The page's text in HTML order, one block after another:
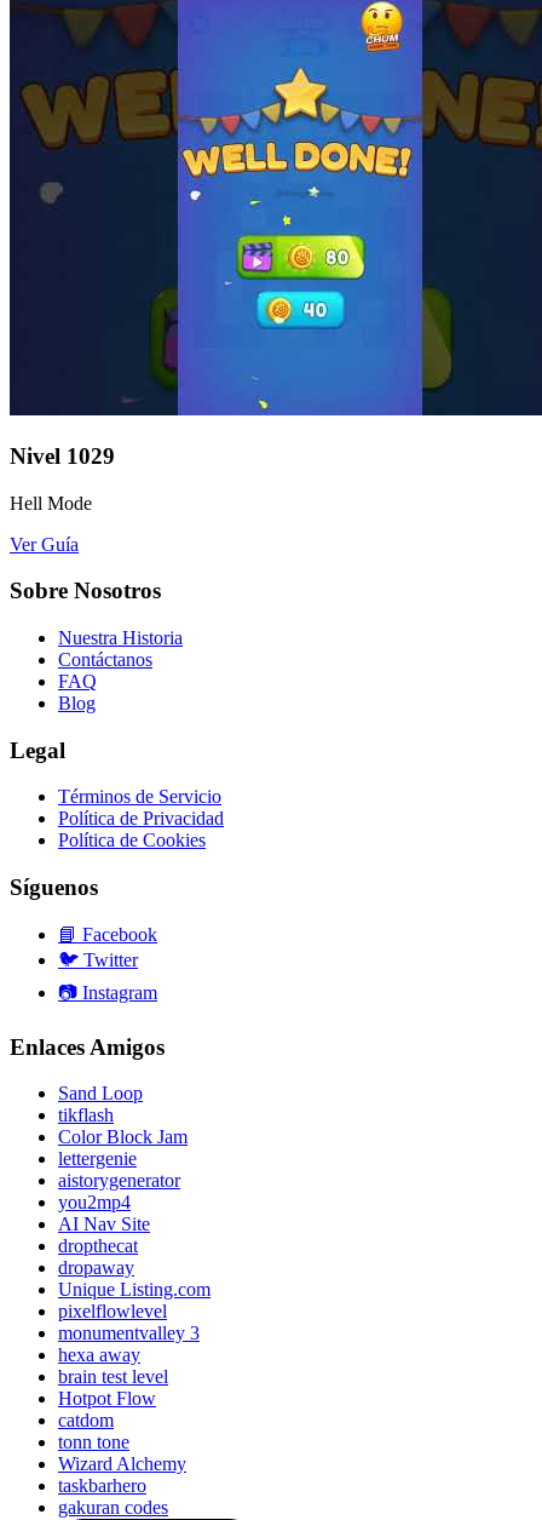
Nivel 1029
Hell Mode
Ver Guía
Sobre Nosotros
Nuestra Historia
Contáctanos
FAQ
Blog
Legal
Términos de Servicio
Política de Privacidad
Política de Cookies
Síguenos
📘 Facebook
🐦 Twitter
📷 Instagram
Enlaces Amigos
Sand Loop
tikflash
Color Block Jam
lettergenie
aistorygenerator
you2mp4
AI Nav Site
dropthecat
dropaway
Unique Listing.com
pixelflowlevel
monumentvalley 3
hexa away
brain test level
Hotpot Flow
catdom
tonn tone
Wizard Alchemy
taskbarhero
gakuran codes